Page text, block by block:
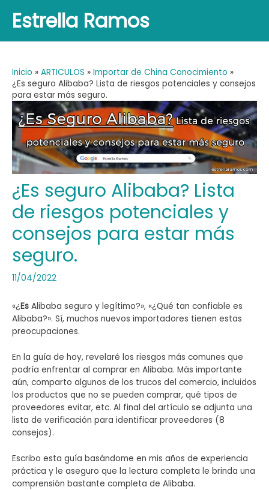
contenido
Estrella Ramos
Inicio ARTICULOS
Importar de China Conocimiento
¿Es seguro Alibaba? Lista de riesgos potenciales y consejos
para estar más seguro.
¿Es seguro Alibaba? Lista
de riesgos potenciales y
consejos para estar más
seguro.
11/04/2022
«¿Es Alibaba seguro y legítimo?», «¿Qué tan confiable es
Alibaba?». Sí, muchos nuevos importadores tienen estas
preocupaciones.
En la guía de hoy, revelaré los riesgos más comunes que
podría enfrentar al comprar en Alibaba. Más importante
aún, comparto algunos de los trucos del comercio, incluidos
los productos que no se pueden comprar, qué tipos de
proveedores evitar, etc. Al final del artículo se adjunta una
lista de verificación para identificar proveedores (8
consejos).
Escribo esta guía basándome en mis años de experiencia
práctica y le aseguro que la lectura completa le brinda una
comprensión bastante completa de Alibaba.